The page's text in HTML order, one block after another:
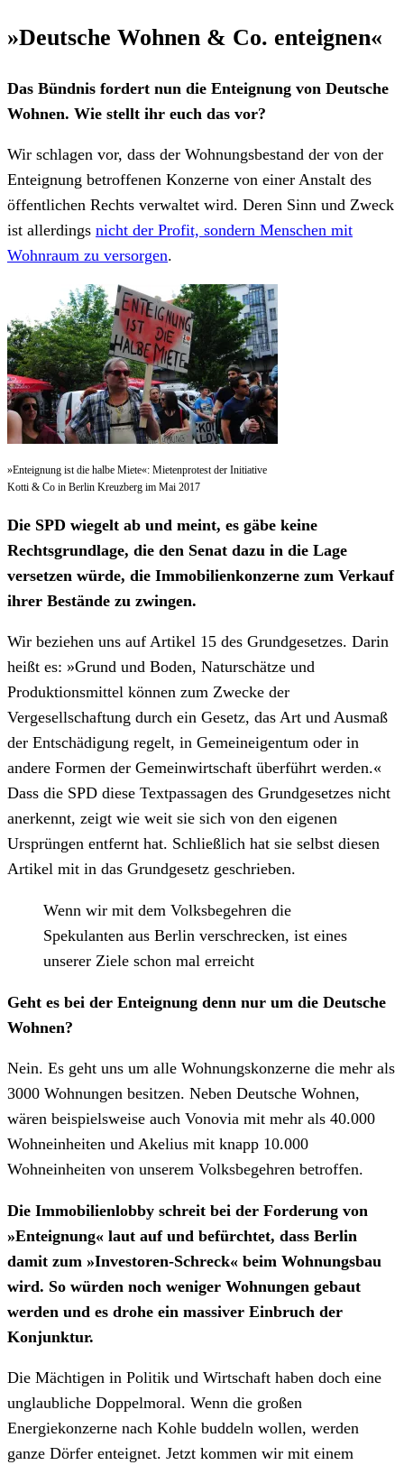
»Deutsche Wohnen & Co. enteignen«
Das Bündnis fordert nun die Enteignung von Deutsche
Wohnen. Wie stellt ihr euch das vor?
Wir schlagen vor, dass der Wohnungsbestand der von der
Enteignung betroffenen Konzerne von einer Anstalt des
öffentlichen Rechts verwaltet wird. Deren Sinn und Zweck
ist allerdings nicht der Profit, sondern Menschen mit
Wohnraum zu versorgen.
»Enteignung ist die halbe Miete«: Mietenprotest der Initiative
Kotti & Co in Berlin Kreuzberg im Mai 2017
Die SPD wiegelt ab und meint, es gäbe keine
Rechtsgrundlage, die den Senat dazu in die Lage
versetzen würde, die Immobilienkonzerne zum Verkauf
ihrer Bestände zu zwingen.
Wir beziehen uns auf Artikel 15 des Grundgesetzes. Darin
heißt es: »Grund und Boden, Naturschätze und
Produktionsmittel können zum Zwecke der
Vergesellschaftung durch ein Gesetz, das Art und Ausmaß
der Entschädigung regelt, in Gemeineigentum oder in
andere Formen der Gemeinwirtschaft überführt werden.«
Dass die SPD diese Textpassagen des Grundgesetzes nicht
anerkennt, zeigt wie weit sie sich von den eigenen
Ursprüngen entfernt hat. Schließlich hat sie selbst diesen
Artikel mit in das Grundgesetz geschrieben.
Wenn wir mit dem Volksbegehren die
Spekulanten aus Berlin verschrecken, ist eines
unserer Ziele schon mal erreicht
Geht es bei der Enteignung denn nur um die Deutsche
Wohnen?
Nein. Es geht uns um alle Wohnungskonzerne die mehr als
3000 Wohnungen besitzen. Neben Deutsche Wohnen,
wären beispielsweise auch Vonovia mit mehr als 40.000
Wohneinheiten und Akelius mit knapp 10.000
Wohneinheiten von unserem Volksbegehren betroffen.
Die Immobilienlobby schreit bei der Forderung von
»Enteignung« laut auf und befürchtet, dass Berlin
damit zum »Investoren-Schreck« beim Wohnungsbau
wird. So würden noch weniger Wohnungen gebaut
werden und es drohe ein massiver Einbruch der
Konjunktur.
Die Mächtigen in Politik und Wirtschaft haben doch eine
unglaubliche Doppelmoral. Wenn die großen
Energiekonzerne nach Kohle buddeln wollen, werden
ganze Dörfer enteignet. Jetzt kommen wir mit einem